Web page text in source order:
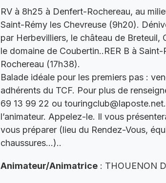
RV à 8h25 à Denfert-Rochereau, au
Saint-Rémy les Chevreuse (9h20).
par Herbevilliers, le château de Breteuil,
le domaine de Coubertin..RER B à
Rochereau (17h38).
Balade idéale pour les premiers pas :
adhérents du TCF. Pour plus de
69 13 99 22 ou
l’animateur. Appelez-le. Il vous
vous préparer (lieu du Rendez-Vous,
chaussures…)..
Animateur/Animatrice : THOUENON